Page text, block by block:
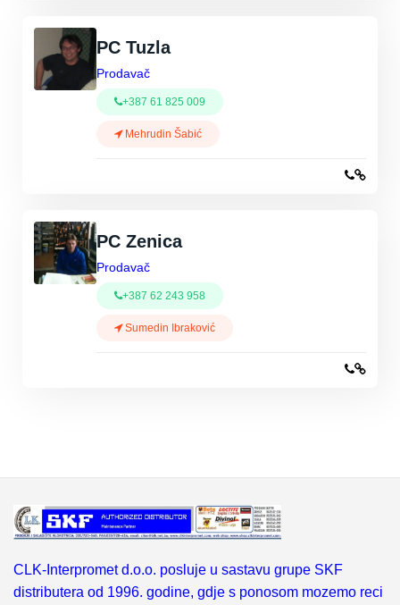
PC Tuzla
Prodavač
+387 61 825 009
Mehrudin Šabić
PC Zenica
Prodavač
+387 62 243 958
Sumedin Ibraković
CLK-Interpromet d.o.o. posluje u sastavu grupe SKF
distributera od 1996. godine, gdje s ponosom mozemo reci